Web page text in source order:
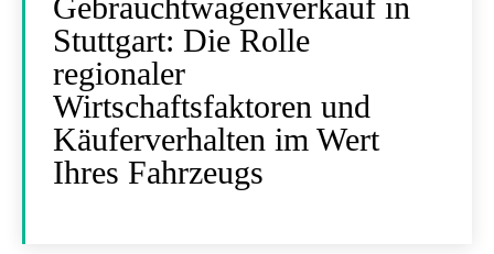
Stuttgart: Die Rolle
regionaler
Wirtschaftsfaktoren und
Käuferverhalten im Wert
Ihres Fahrzeugs